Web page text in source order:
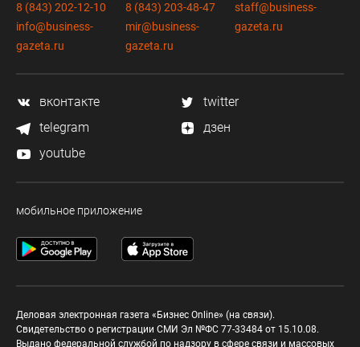
8 (843) 202-12-10
info@business-
gazeta.ru
8 (843) 203-48-47
mir@business-
gazeta.ru
staff@business-
gazeta.ru
вконтакте
twitter
telegram
дзен
youtube
мобильное приложение
Деловая электронная газета «Бизнес Online» (на связи).
Свидетельство о регистрации СМИ Эл №ФС 77-33484 от 15.10.08.
Выдано федеральной службой по надзору в сфере связи и массовых